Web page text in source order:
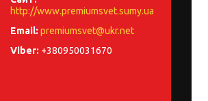
http://www.premiumsvet.sumy.ua
premiumsvet@ukr.net
+380950031670